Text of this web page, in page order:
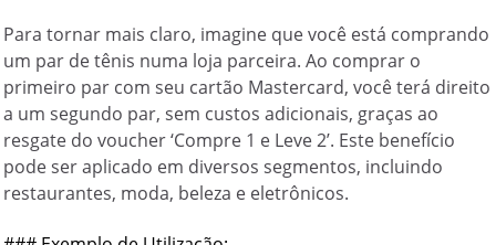
Para tornar mais claro, imagine que você está comprando
um par de tênis numa loja parceira. Ao comprar o
primeiro par com seu cartão Mastercard, você terá direito
a um segundo par, sem custos adicionais, graças ao
resgate do voucher ‘Compre 1 e Leve 2’. Este benefício
pode ser aplicado em diversos segmentos, incluindo
restaurantes, moda, beleza e eletrônicos.